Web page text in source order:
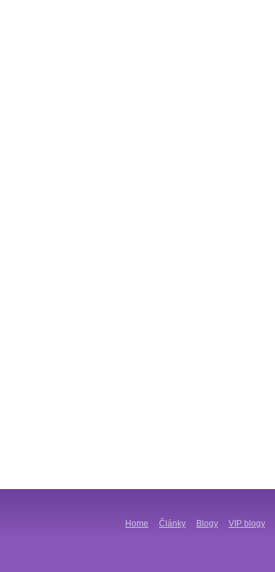
Home Články Blogy VIP blogy